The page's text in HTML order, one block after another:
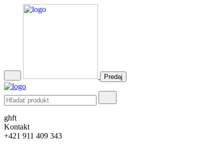
Predaj
ghft
Kontakt
+421 911 409 343